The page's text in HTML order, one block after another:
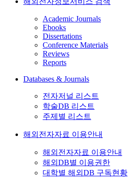
Academic Journals
Ebooks
Dissertations
Conference Materials
Reviews
Reports
Databases & Journals
전자저널 리스트
학술DB 리스트
주제별 리스트
해외전자자료 이용안내
해외전자자료 이용안내
해외DB별 이용권한
대학별 해외DB 구독현황